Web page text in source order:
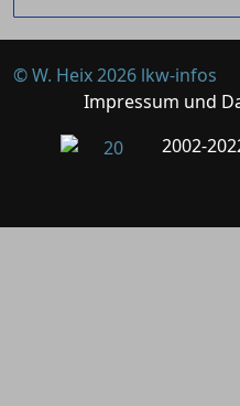
© W. Heix 2026 lkw-infos
Impressum und
2002-